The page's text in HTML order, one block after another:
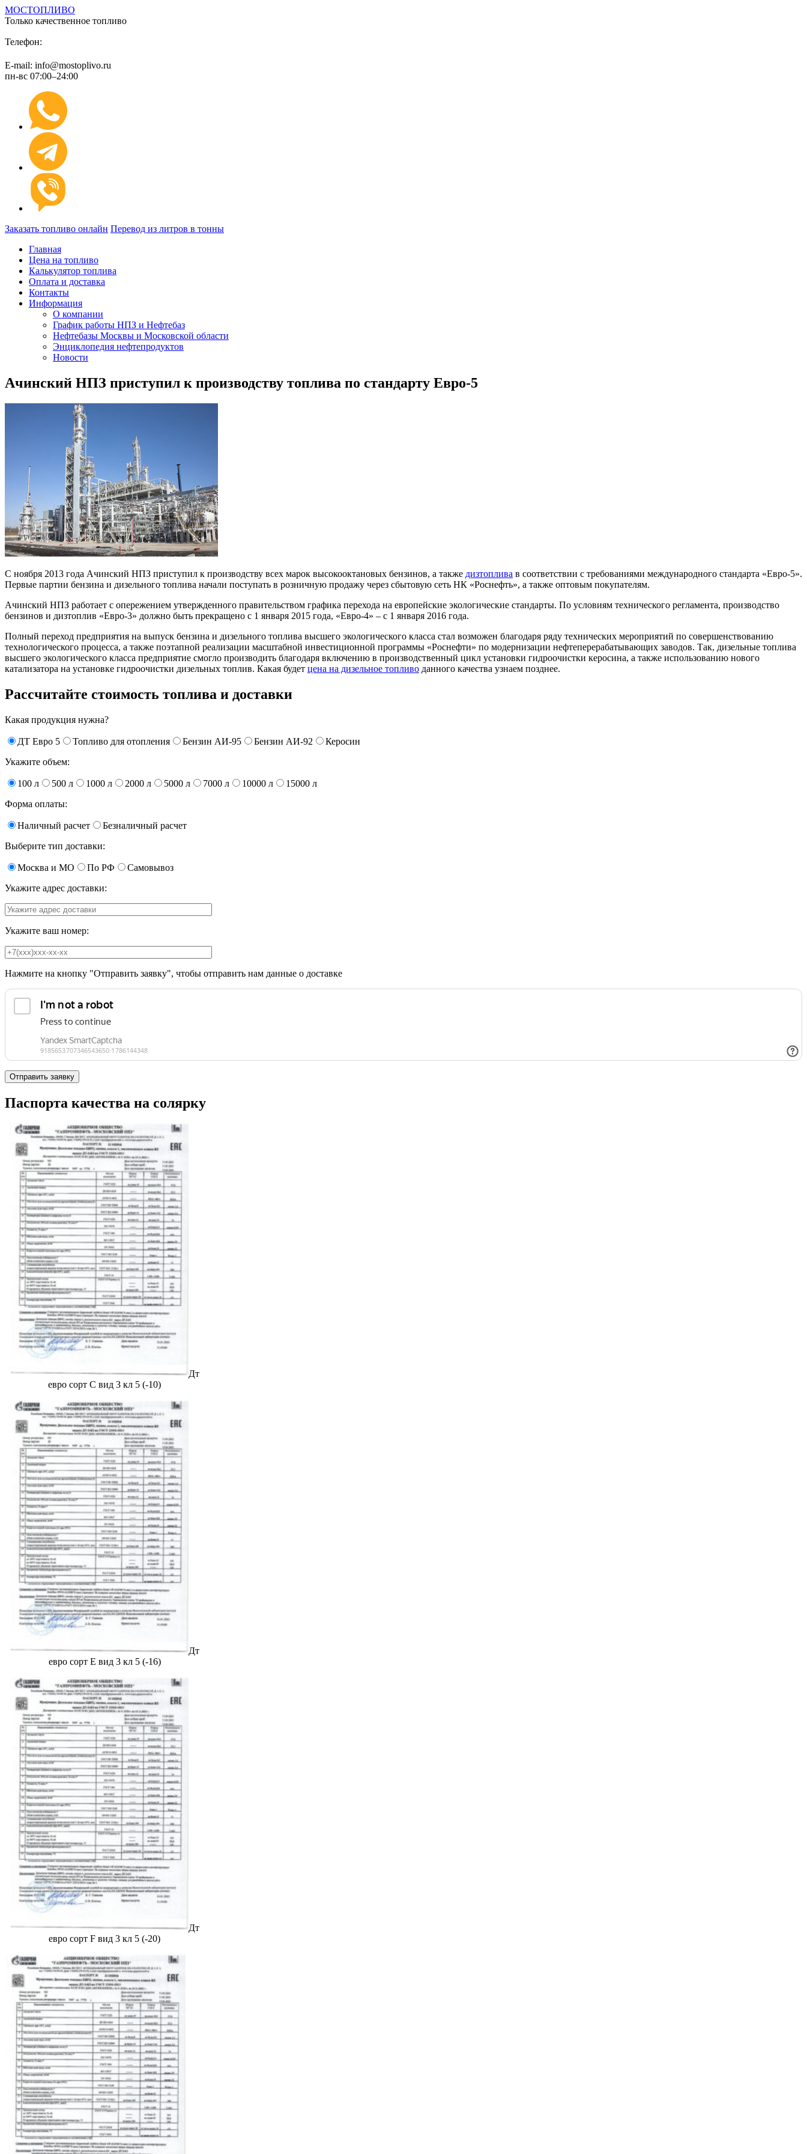
МОСТОПЛИВО
Только качественное топливо
Телефон:
E-mail: info@mostoplivo.ru
пн-вс 07:00–24:00
Заказать топливо онлайн Перевод из литров в тонны
Главная
Цена на топливо
Калькулятор топлива
Оплата и доставка
Контакты
Информация
О компании
График работы НПЗ и Нефтебаз
Нефтебазы Москвы и Московской области
Энциклопедия нефтепродуктов
Новости
Ачинский НПЗ приступил к производству топлива по стандарту Евро-5
С ноября 2013 года Ачинский НПЗ приступил к производству всех марок высокооктановых бензинов, а также дизтоплива в соответствии с требованиями международного стандарта «Евро-5».
Первые партии бензина и дизельного топлива начали поступать в розничную продажу через сбытовую сеть НК «Роснефть», а также оптовым покупателям.
Ачинский НПЗ работает с опережением утвержденного правительством графика перехода на европейские экологические стандарты. По условиям технического регламента, производство
бензинов и дизтоплив «Евро-3» должно быть прекращено с 1 января 2015 года, «Евро-4» – с 1 января 2016 года.
Полный переход предприятия на выпуск бензина и дизельного топлива высшего экологического класса стал возможен благодаря ряду технических мероприятий по совершенствованию
технологического процесса, а также поэтапной реализации масштабной инвестиционной программы «Роснефти» по модернизации нефтеперерабатывающих заводов. Так, дизельные топлива
высшего экологического класса предприятие смогло производить благодаря включению в производственный цикл установки гидроочистки керосина, а также использованию нового
катализатора на установке гидроочистки дизельных топлив. Какая будет цена на дизельное топливо данного качества узнаем позднее.
Рассчитайте стоимость топлива и доставки
Какая продукция нужна?
ДТ Евро 5 Топливо для отопления Бензин АИ-95 Бензин АИ-92
Керосин
Укажите объем:
100 л 500 л 1000 л 2000 л 5000 л 7000 л 10000 л
15000 л
Форма оплаты:
Наличный расчет
Безналичный расчет
Выберите тип доставки:
Москва и МО По РФ
Самовывоз
Укажите адрес доставки:
Укажите ваш номер:
Нажмите на кнопку "Отправить заявку", чтобы отправить нам данные о доставке
Паспорта качества на солярку
Дт
евро сорт С вид 3 кл 5 (-10)
Дт
евро сорт Е вид 3 кл 5 (-16)
Дт
евро сорт F вид 3 кл 5 (-20)